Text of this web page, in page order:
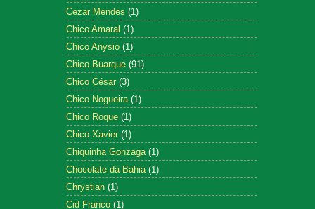
Cezar Mendes (1)
Chico Amaral (1)
Chico Anysio (1)
Chico Buarque (91)
Chico César (3)
Chico Nogueira (1)
Chico Roque (1)
Chico Xavier (1)
Chiquinha Gonzaga (1)
Chocolate da Bahia (1)
Chrystian (1)
Cid Franco (1)